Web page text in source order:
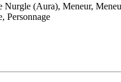
(Aura), Meneur,
Personnage